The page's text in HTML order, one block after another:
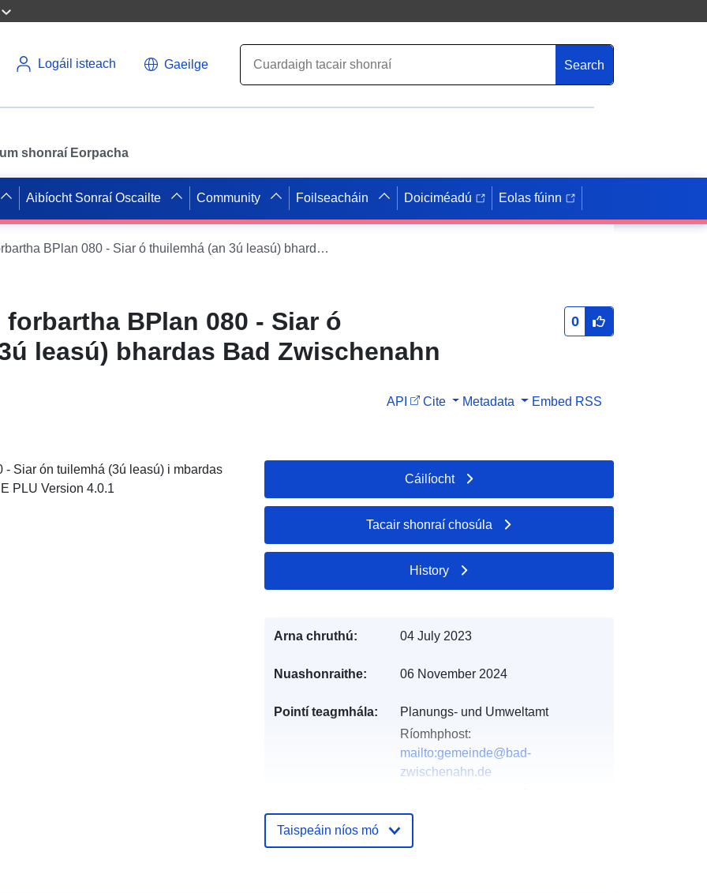
Logáil isteach Gaeilge Search
shonraí Eorpacha
Aibíocht Sonraí Oscailte Community Foilseacháin Doiciméadú Eolas fúinn
WFS ar phlean forbartha BPlan 080 - Siar ó thuilemhá (an 3ú leasú) bhardas Bad Zwischenahn
forbartha BPlan 080 - Siar ó
leasú) bhardas Bad Zwischenahn
0
API Cite Metadata Embed RSS
Siar ón tuilemhá (3ú leasú) i mbardas
PLU Version 4.0.1
Cáilíocht
Tacair shonraí chosúla
History
Arna chruthú: 04 July 2023
Nuashonraithe: 06 November 2024
Pointí teagmhála:
Planungs- und Umweltamt
Ríomhphost:
mailto:gemeinde@bad-
zwischenahn.de
Zwischenahn, 26160, Deutschland
Taispeáin níos mó